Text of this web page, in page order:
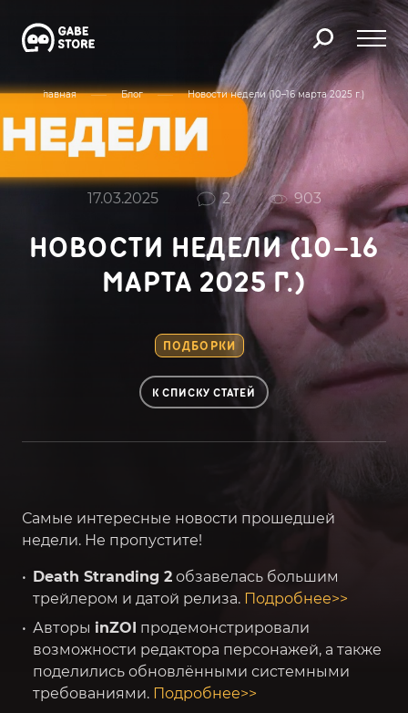
Главная Блог Новости недели (10–16 марта 2025 г.)
17.03.2025 2 903
НОВОСТИ НЕДЕЛИ (10–16
МАРТА 2025 Г.)
ПОДБОРКИ
К СПИСКУ СТАТЕЙ
️Самые интересные новости прошедшей
недели. Не пропустите!
Death Stranding 2 обзавелась большим
трейлером и датой релиза. Подробнее>>
Авторы inZOI продемонстрировали
возможности редактора персонажей, а также
поделились обновлёнными системными
требованиями. Подробнее>>